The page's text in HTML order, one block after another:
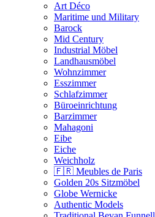
Art Déco
Maritime und Military
Barock
Mid Century
Industrial Möbel
Landhausmöbel
Wohnzimmer
Esszimmer
Schlafzimmer
Büroeinrichtung
Barzimmer
Mahagoni
Eibe
Eiche
Weichholz
🇫🇷 Meubles de Paris
Golden 20s Sitzmöbel
Globe Wernicke
Authentic Models